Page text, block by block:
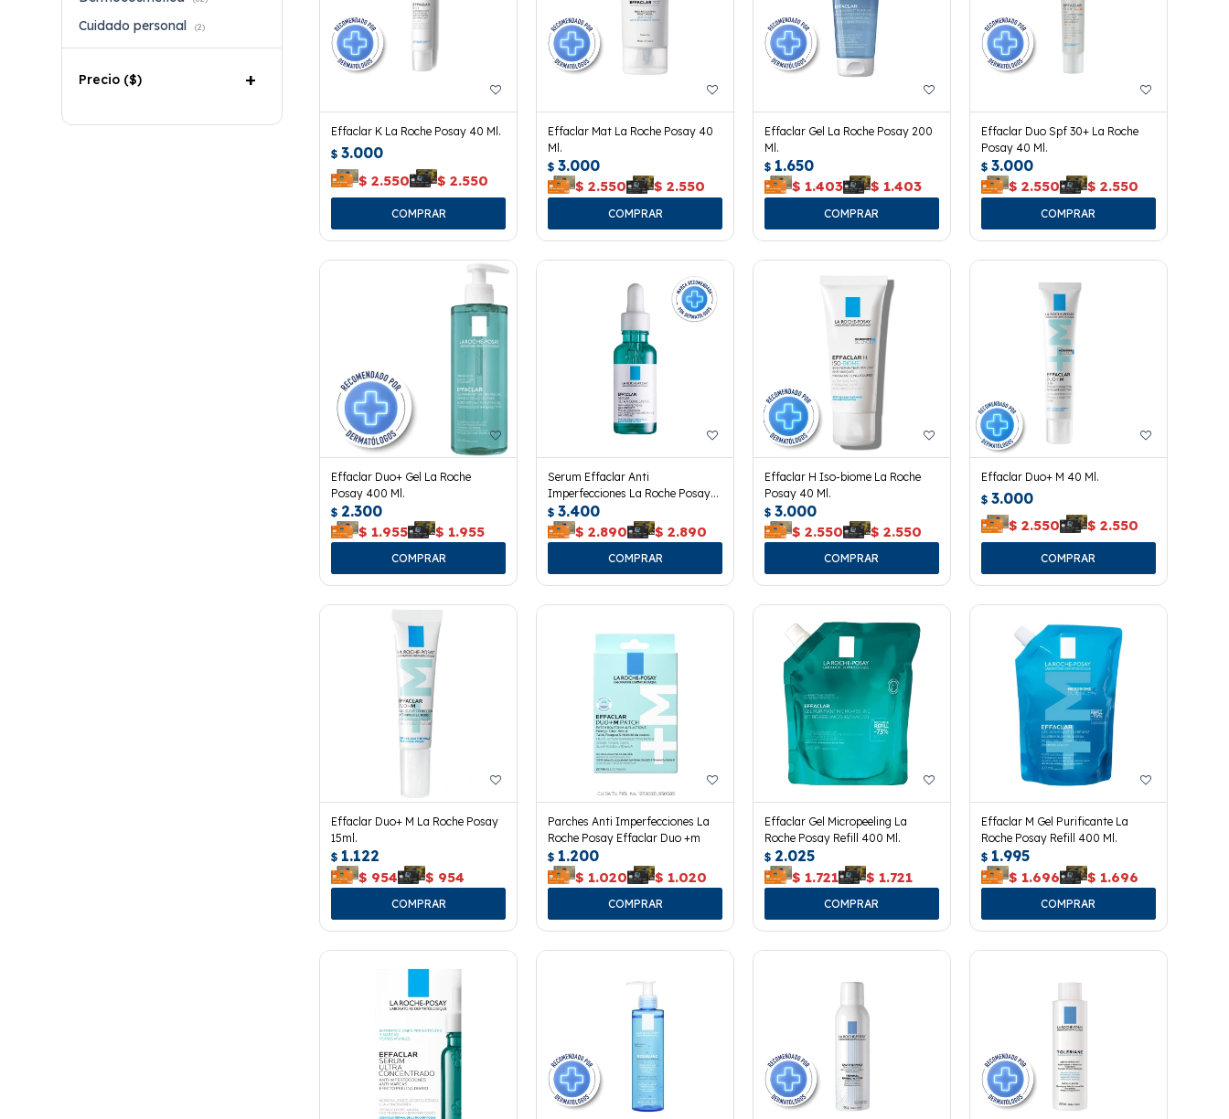
Effaclar K La Roche Posay 40 Ml.
$ 3.000
$ 2.550 $ 2.550
Effaclar Mat La Roche Posay 40
Ml.
$ 3.000
$ 2.550 $ 2.550
Effaclar Gel La Roche Posay 200
Ml.
$ 1.650
$ 1.403 $ 1.403
Effaclar Duo Spf 30+ La Roche
Posay 40 Ml.
$ 3.000
$ 2.550 $ 2.550
Effaclar Duo+ Gel La Roche
Posay 400 Ml.
$ 2.300
$ 1.955 $ 1.955
Serum Effaclar Anti
Imperfecciones La Roche Posay
30 Ml.
$ 3.400
$ 2.890 $ 2.890
Effaclar H Iso-biome La Roche
Posay 40 Ml.
$ 3.000
$ 2.550 $ 2.550
Effaclar Duo+ M 40 Ml.
$ 3.000
$ 2.550 $ 2.550
Effaclar Duo+ M La Roche Posay
15ml.
$ 1.122
$ 954 $ 954
Parches Anti Imperfecciones La
Roche Posay Effaclar Duo +m
$ 1.200
$ 1.020 $ 1.020
Effaclar Gel Micropeeling La
Roche Posay Refill 400 Ml.
$ 2.025
$ 1.721 $ 1.721
Effaclar M Gel Purificante La
Roche Posay Refill 400 Ml.
$ 1.995
$ 1.696 $ 1.696
Cuidado personal (2)
Precio ($)